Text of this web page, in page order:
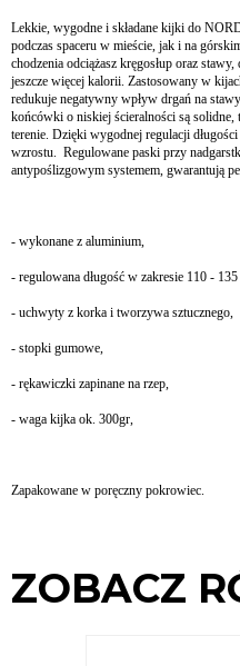
Lekkie, wygodne i składane kijki do
podczas spaceru w mieście, jak i na
chodzenia odciążasz kręgosłup oraz
jeszcze więcej kalorii. Zastosowany w
redukuje negatywny wpływ drgań na
końcówki o niskiej ścieralności są solidne,
terenie. Dzięki wygodnej regulacji
wzrostu. Regulowane paski przy
antypoślizgowym systemem, gwarantują
- wykonane z aluminium,
- regulowana długość w zakresie 110 -
- uchwyty z korka i tworzywa sztucznego,
- stopki gumowe,
- rękawiczki zapinane na rzep,
- waga kijka ok. 300gr,
Zapakowane w poręczny pokrowiec.
ZOBACZ